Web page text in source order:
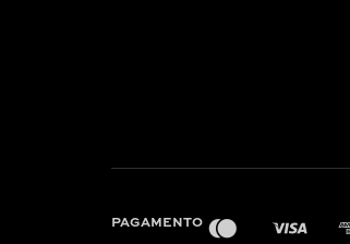
PAGAMENTO